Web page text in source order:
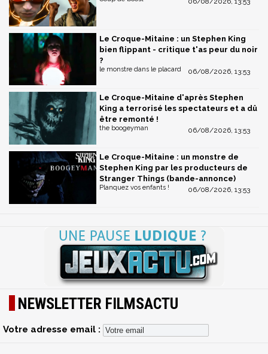
Le Croque-Mitaine : un Stephen King
bien flippant - critique t'as peur du noir
?
06/08/2026, 13:53
le monstre dans le placard
Le Croque-Mitaine d'après Stephen
King a terrorisé les spectateurs et a dû
être remonté !
06/08/2026, 13:53
the boogeyman
Le Croque-Mitaine : un monstre de
Stephen King par les producteurs de
Stranger Things (bande-annonce)
06/08/2026, 13:53
Planquez vos enfants !
NEWSLETTER FILMSACTU
Votre adresse email :